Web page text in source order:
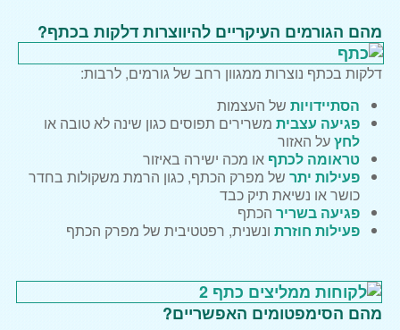
מהם הגורמים העיקריים להיווצרות דלקות בכתף?
דלקות בכתף נוצרות ממגוון רחב של גורמים, לרבות:
הסתיידויות של העצמות
פגיעה עצבית משרירים תפוסים כגון שינה לא טובה או
לחץעל האזור
טראומה לכתף או מכה ישירה באיזור
פעילות יתר של מפרק הכתף, כגון הרמת משקולות בחדר
כושר או נשיאת תיק כבד
פגיעה בשריר הכתף
פעילות חוזרת ונשנית, רפטטיבית של מפרק הכתף
מהם הסימפטומים האפשריים?